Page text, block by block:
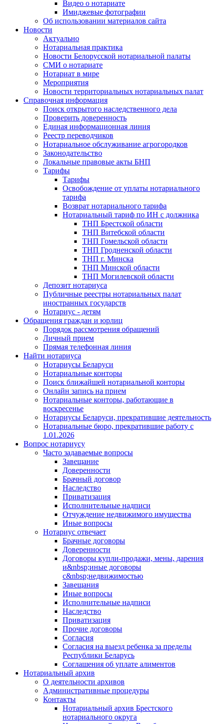
Видео о нотариате
Имиджевые фотографии
Об использовании материалов сайта
Новости
Актуально
Нотариальная практика
Новости Белорусской нотариальной палаты
СМИ о нотариате
Нотариат в мире
Мероприятия
Новости территориальных нотариальных палат
Справочная информация
Поиск открытого наследственного дела
Проверить доверенность
Единая информационная линия
Реестр переводчиков
Нотариальное обслуживание агрогородков
Законодательство
Локальные правовые акты БНП
Тарифы
Тарифы
Освобождение от уплаты нотариального
тарифа
Возврат нотариального тарифа
Нотариальный тариф по ИН с должника
ТНП Брестской области
ТНП Витебской области
ТНП Гомельской области
ТНП Гродненской области
ТНП г. Минска
ТНП Минской области
ТНП Могилевской области
Депозит нотариуса
Публичные реестры нотариальных палат
иностранных государств
Нотариус - детям
Обращения граждан и юрлиц
Порядок рассмотрения обращений
Личный прием
Прямая телефонная линия
Найти нотариуса
Нотариусы Беларуси
Нотариальные конторы
Поиск ближайшей нотариальной конторы
Онлайн запись на прием
Нотариальные конторы, работающие в
воскресенье
Нотариусы Беларуси, прекратившие деятельность
Нотариальные бюро, прекратившие работу с
1.01.2026
Вопрос нотариусу
Часто задаваемые вопросы
Завещание
Доверенности
Брачный договор
Наследство
Приватизация
Исполнительные надписи
Отчуждение недвижимого имущества
Иные вопросы
Нотариус отвечает
Брачные договоры
Доверенности
Договоры купли-продажи, мены, дарения
и&nbsp;иные договоры
с&nbsp;недвижимостью
Завещания
Иные вопросы
Исполнительные надписи
Наследство
Приватизация
Прочие договоры
Согласия
Согласия на выезд ребенка за пределы
Республики Беларусь
Соглашения об уплате алиментов
Нотариальный архив
О деятельности архивов
Административные процедуры
Контакты
Нотариальный архив Брестского
нотариального округа